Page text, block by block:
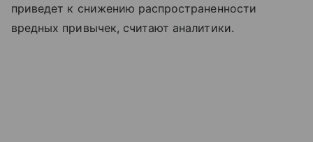
приведет к снижению распространенности
вредных привычек, считают аналитики.